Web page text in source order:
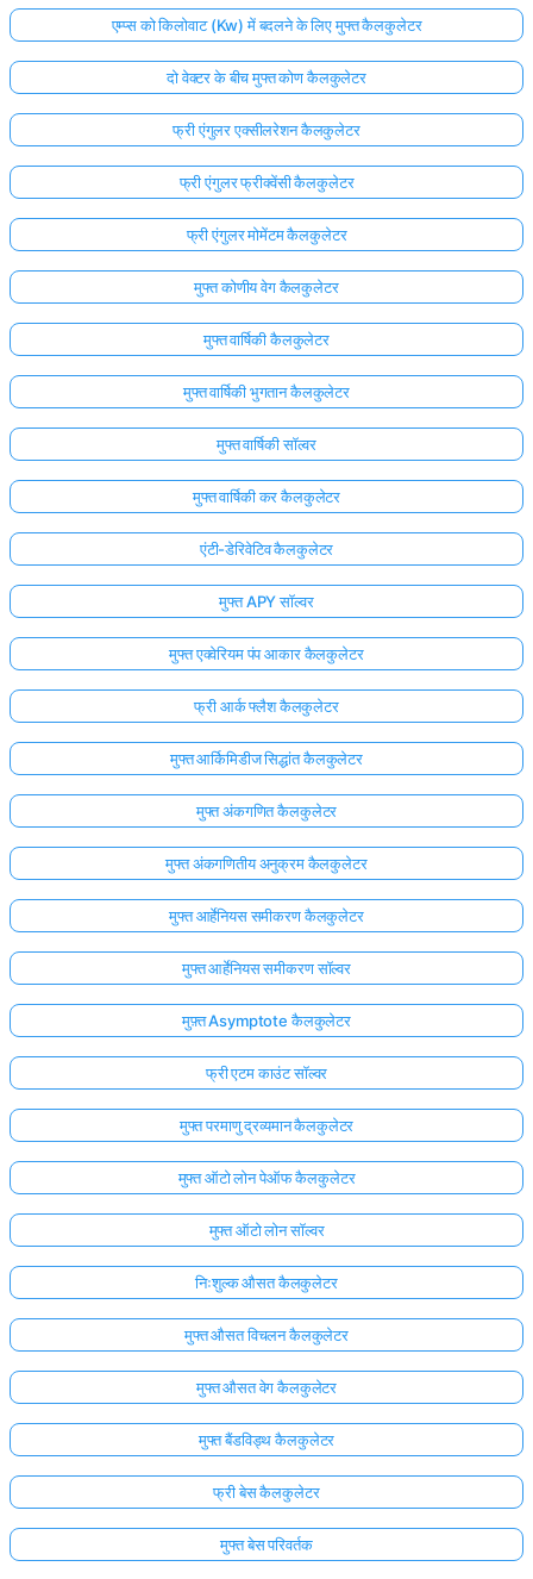
एम्प्स को किलोवाट (Kw) में बदलने के लिए मुफ्त कैलकुलेटर
दो वेक्टर के बीच मुफ्त कोण कैलकुलेटर
फ्री एंगुलर एक्सीलरेशन कैलकुलेटर
फ्री एंगुलर फ्रीक्वेंसी कैलकुलेटर
फ्री एंगुलर मोमेंटम कैलकुलेटर
मुफ्त कोणीय वेग कैलकुलेटर
मुफ्त वार्षिकी कैलकुलेटर
मुफ्त वार्षिकी भुगतान कैलकुलेटर
मुफ्त वार्षिकी सॉल्वर
मुफ्त वार्षिकी कर कैलकुलेटर
एंटी-डेरिवेटिव कैलकुलेटर
मुफ्त APY सॉल्वर
मुफ्त एक्वेरियम पंप आकार कैलकुलेटर
फ्री आर्क फ्लैश कैलकुलेटर
मुफ्त आर्किमिडीज सिद्धांत कैलकुलेटर
मुफ्त अंकगणित कैलकुलेटर
मुफ्त अंकगणितीय अनुक्रम कैलकुलेटर
मुफ्त आर्हेनियस समीकरण कैलकुलेटर
मुफ्त आर्हेनियस समीकरण सॉल्वर
मुफ़्त Asymptote कैलकुलेटर
फ्री एटम काउंट सॉल्वर
मुफ्त परमाणु द्रव्यमान कैलकुलेटर
मुफ्त ऑटो लोन पेऑफ कैलकुलेटर
मुफ्त ऑटो लोन सॉल्वर
निःशुल्क औसत कैलकुलेटर
मुफ्त औसत विचलन कैलकुलेटर
मुफ्त औसत वेग कैलकुलेटर
मुफ्त बैंडविड्थ कैलकुलेटर
फ्री बेस कैलकुलेटर
मुफ्त बेस परिवर्तक